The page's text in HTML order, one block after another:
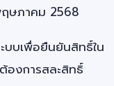
ษภาคม 2568
บบเพื่อยืนยันสิทธิ์ใน
องการสละสิทธิ์